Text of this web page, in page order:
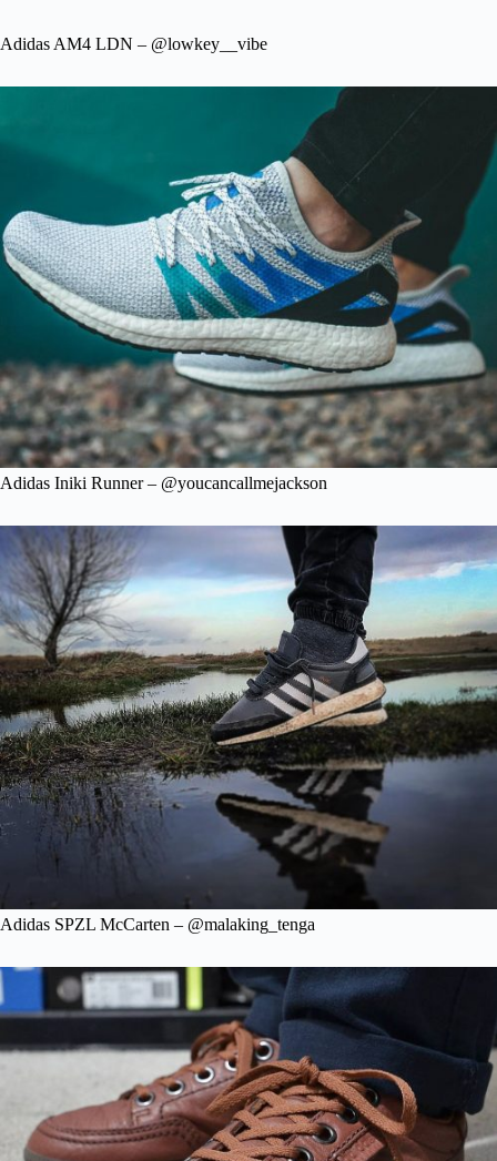
Adidas AM4 LDN – @lowkey__vibe
Adidas Iniki Runner – @youcancallmejackson
Adidas SPZL McCarten – @malaking_tenga